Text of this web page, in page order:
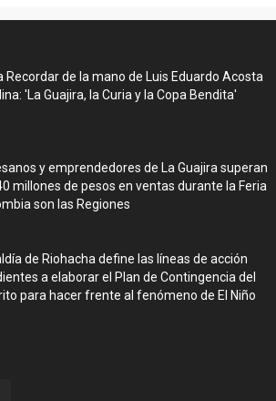
Recordar de la mano de Luis Eduardo Acosta
'La Guajira, la Curia y la Copa Bendita'
y emprendedores de La Guajira superan
millones de pesos en ventas durante la Feria
son las Regiones
de Riohacha define las líneas de acción
a elaborar el Plan de Contingencia del
para hacer frente al fenómeno de El Niño